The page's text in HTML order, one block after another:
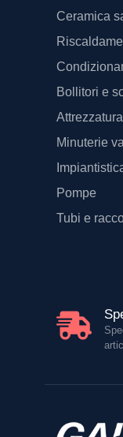
Ceramica
Bollitori e
Attrezzatura
Minuterie
Pompe
Tubi e